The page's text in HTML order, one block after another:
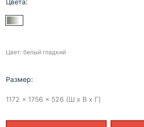
Цвета:
Цвет: белый гладкий
Размер:
1172 x 1756 x 526 (Ш x В x Г)